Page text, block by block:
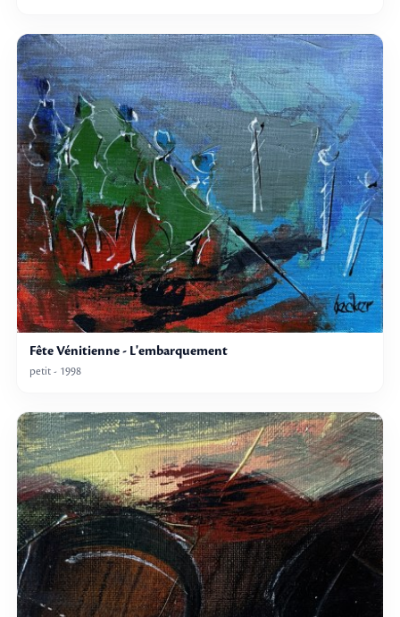
Fête Vénitienne - L'embarquement
petit - 1998